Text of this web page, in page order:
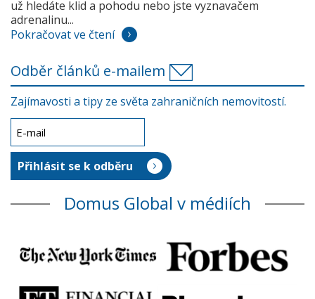
už hledáte klid a pohodu nebo jste vyznavačem
adrenalinu...
Pokračovat ve čtení
Odběr článků e-mailem
Zajímavosti a tipy ze světa zahraničních nemovitostí.
Domus Global v médiích